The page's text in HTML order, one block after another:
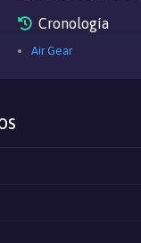
Cronología
Air Gear